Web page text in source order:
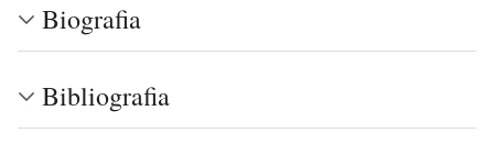
Biografia
Bibliografia